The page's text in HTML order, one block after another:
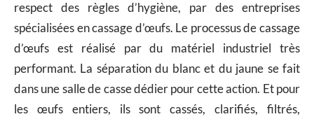
respect des règles d’hygiène, par des entreprises
spécialisées en cassage d’œufs. Le processus de cassage
d’œufs est réalisé par du matériel industriel très
performant. La séparation du blanc et du jaune se fait
dans une salle de casse dédier pour cette action. Et pour
les œufs entiers, ils sont cassés, clarifiés, filtrés,